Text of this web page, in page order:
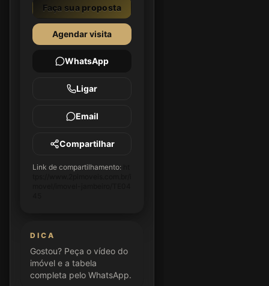
Faça sua proposta
Agendar visita
WhatsApp
Ligar
Email
Compartilhar
Link de compartilhamento:
DICA
Gostou? Peça o vídeo do
imóvel e a tabela
completa pelo WhatsApp.